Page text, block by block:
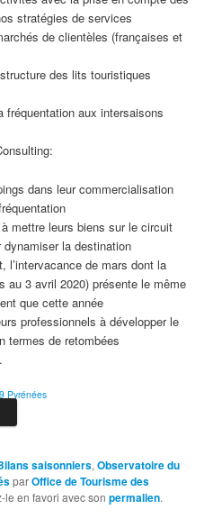
stratégies de services
de clientèles (françaises et
des lits touristiques
fréquentation aux intersaisons
dans leur commercialisation
mettre leurs biens sur le circuit
la destination
l’intervacance de mars dont la
au 3 avril 2020) présente le même
que cette année
professionnels à développer le
termes de retombées
Pyrénées
saisonniers,Observatoire du
parOffice de Tourisme des
le en favori avec sonpermalien.